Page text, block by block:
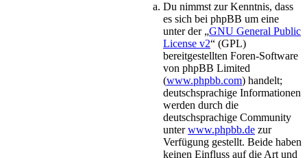
Du nimmst zur Kenntnis, dass
es sich bei phpBB um eine
unter der „GNU General Public
License v2“ (GPL)
bereitgestellten Foren-Software
von phpBB Limited
(www.phpbb.com) handelt;
deutschsprachige Informationen
werden durch die
deutschsprachige Community
unterwww.phpbb.de zur
Verfügung gestellt. Beide haben
keinen Einfluss auf die Art und